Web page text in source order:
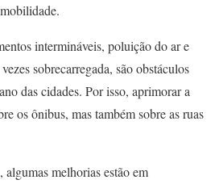
intermináveis, poluição do ar e
sobrecarregada, são obstáculos
das cidades. Por isso, aprimorar a
os ônibus, mas também sobre as ruas
melhorias estão em